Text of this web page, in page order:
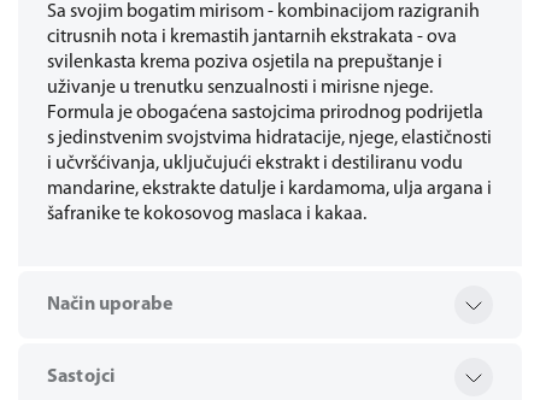
Sa svojim bogatim mirisom - kombinacijom razigranih
citrusnih nota i kremastih jantarnih ekstrakata - ova
svilenkasta krema poziva osjetila na prepuštanje i
uživanje u trenutku senzualnosti i mirisne njege.
Formula je obogaćena sastojcima prirodnog podrijetla
s jedinstvenim svojstvima hidratacije, njege, elastičnosti
i učvršćivanja, uključujući ekstrakt i destiliranu vodu
mandarine, ekstrakte datulje i kardamoma, ulja argana i
šafranike te kokosovog maslaca i kakaa.
Način uporabe
Sastojci